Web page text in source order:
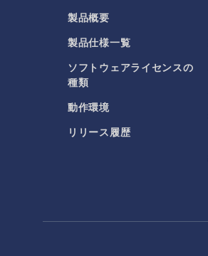
製品概要
製品仕様一覧
ソフトウェアライセンスの
種類
動作環境
リリース履歴